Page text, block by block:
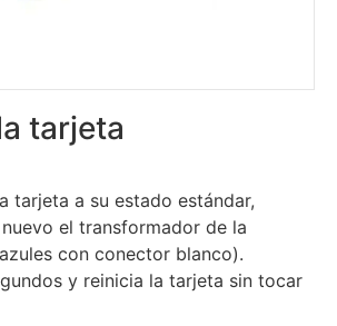
tarjeta
tarjeta a su estado estándar,
el transformador de la
con conector blanco).
y reinicia la tarjeta sin tocar